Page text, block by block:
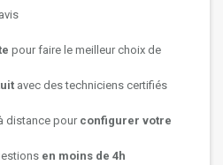
pour faire le meilleur choix de
avec des techniciens certifiés
distance pour configurer votre
en moins de 4h